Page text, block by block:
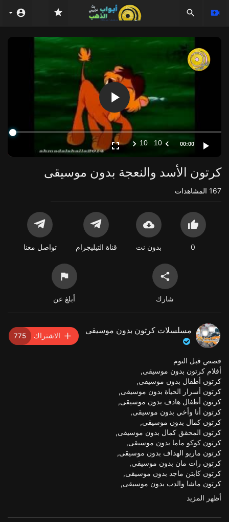
Player
00:00
10
10
كرتون الأسد والنعجة بدون موسيقى
167 المشاهدات
0 بدون نت قناة التيليجرام تواصل معنا
شارك أبلغ عن
مسلسلات كرتون بدون موسيقى
الاشتراك 775
قصص قبل النوم
أفلام كرتون بدون موسيقى,
كرتون أطفال بدون موسيقى,
كرتون أسرار الحياة بدون موسيقى,
كرتون أطفال هادف بدون موسيقى,
كرتون أنا وأخي بدون موسيقى,
كرتون كمال بدون موسيقى,
كرتون المحقق كمال بدون موسيقى,
كرتون كوكو ماما بدون موسيقى,
كرتون ماريو الهداف بدون موسيقى,
كرتون رات مان بدون موسيقى,
كرتون كابتن ماجد بدون موسيقى,
كرتون ماشا والدب بدون موسيقى,
كرتون ماركو بدون موسيقى,
كرتون ماوكلي بدون موسيقى,
أظهر المزيد